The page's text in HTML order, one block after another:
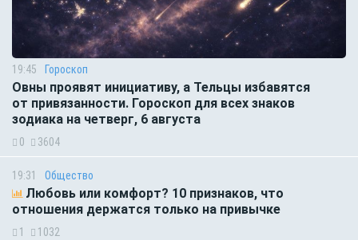
19:45 Гороскоп
Овны проявят инициативу, а Тельцы избавятся
от привязанности. Гороскоп для всех знаков
зодиака на четверг, 6 августа
0 3604
19:31 Общество
Любовь или комфорт? 10 признаков, что
отношения держатся только на привычке
1 1032